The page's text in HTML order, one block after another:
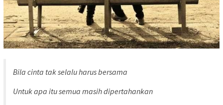
Bila cinta tak selalu harus bersama
Untuk apa itu semua masih dipertahankan